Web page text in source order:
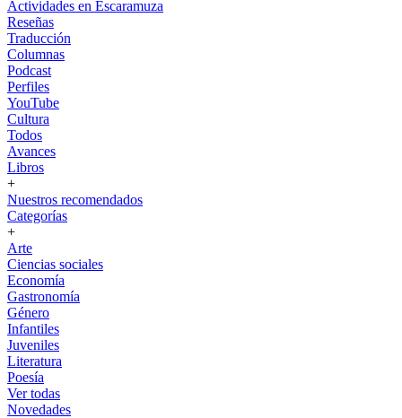
Actividades en Escaramuza
Reseñas
Traducción
Columnas
Podcast
Perfiles
YouTube
Cultura
Todos
Avances
Libros
+
Nuestros recomendados
Categorías
+
Arte
Ciencias sociales
Economía
Gastronomía
Género
Infantiles
Juveniles
Literatura
Poesía
Ver todas
Novedades